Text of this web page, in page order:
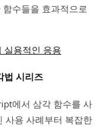
수들을 효과적으로
실용적인 응용
법 시리즈
에서 삼각 함수를 사
사용 사례부터 복잡한